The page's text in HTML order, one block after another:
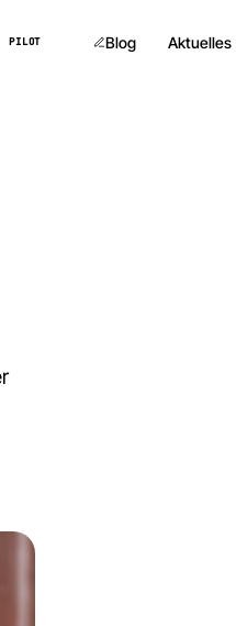
PILOT Blog Aktuelles